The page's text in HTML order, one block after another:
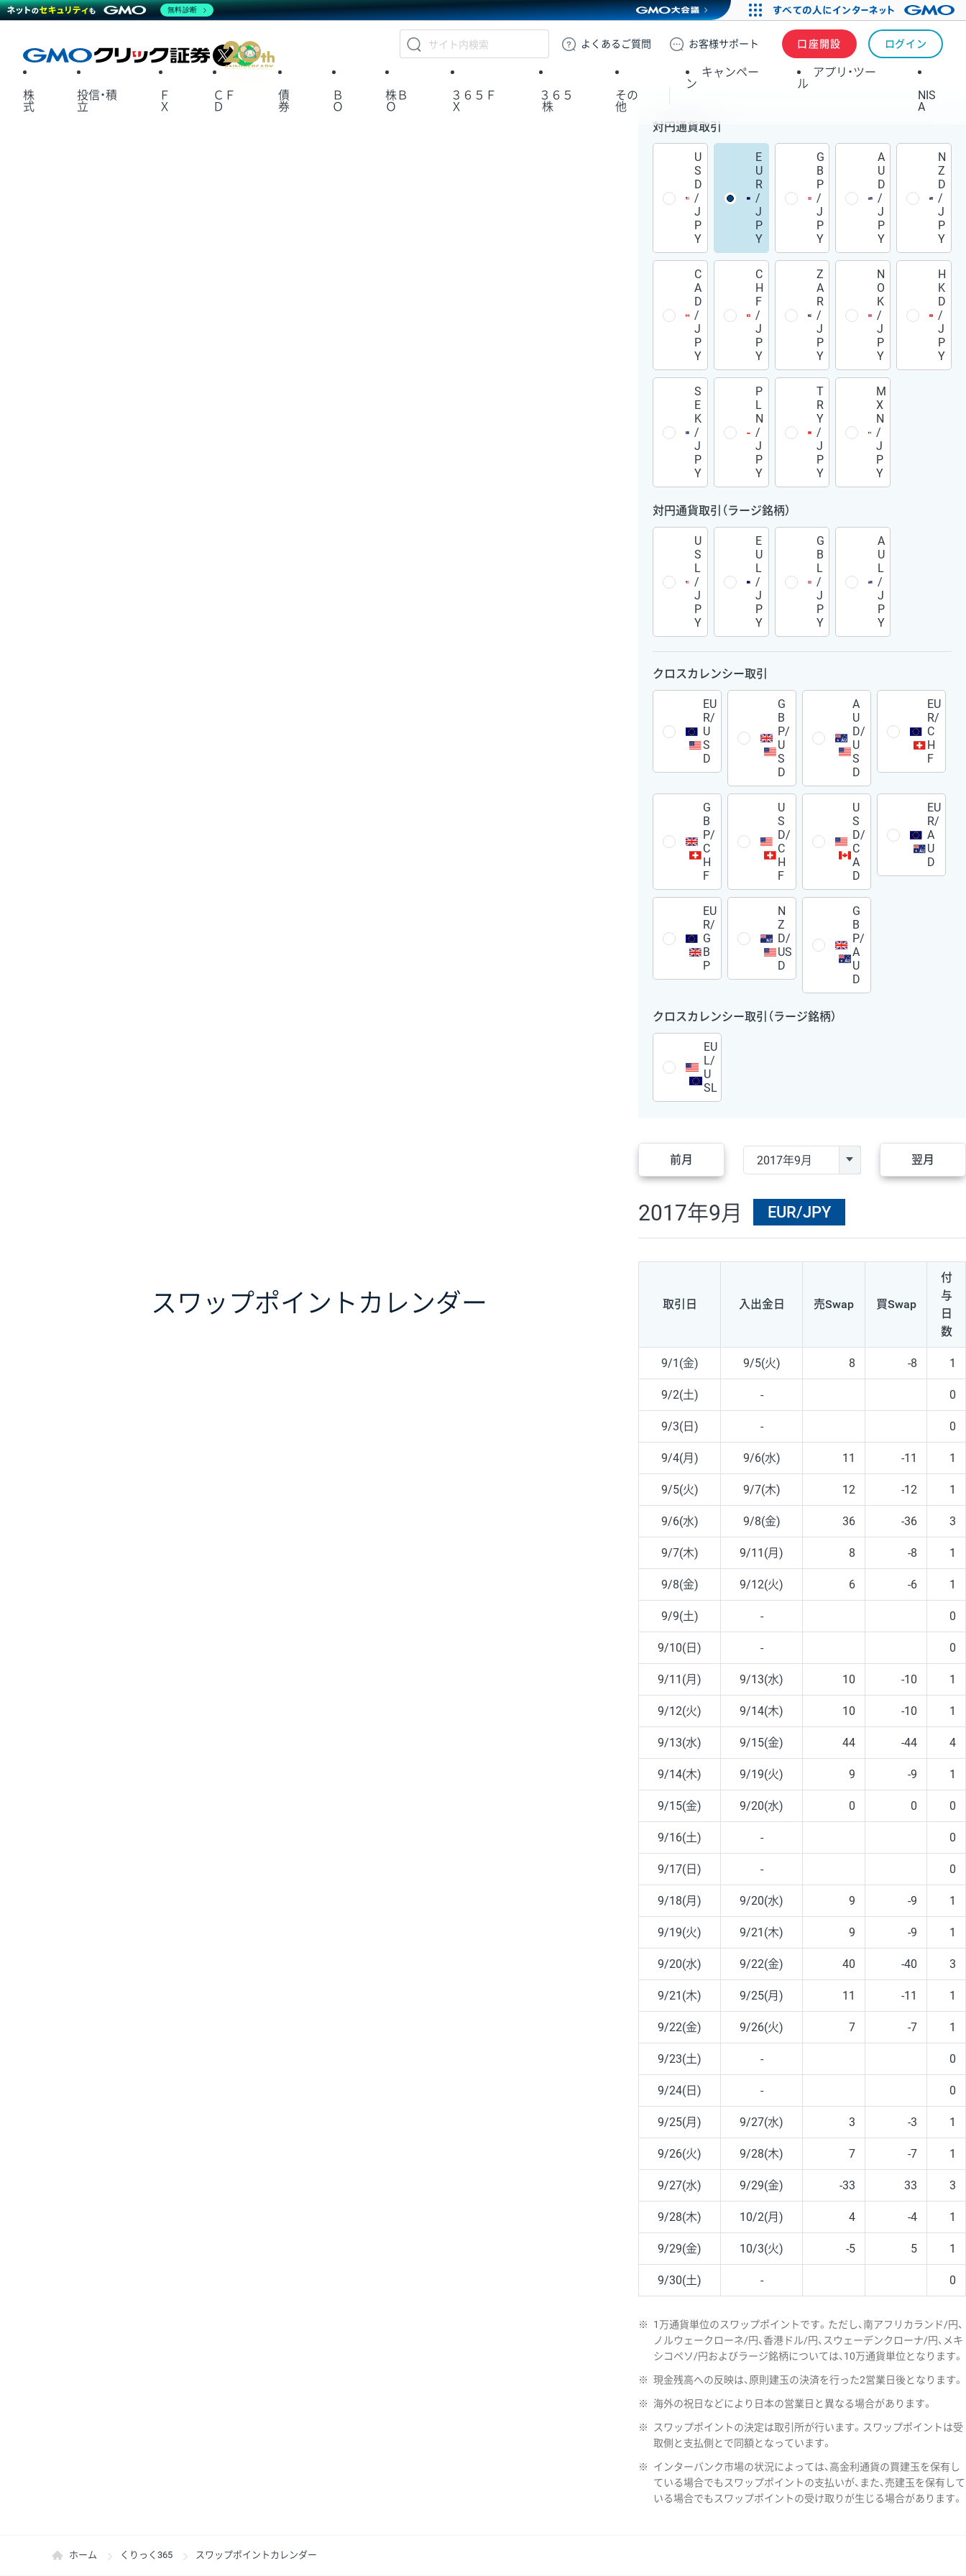
GMOクリック証券
よくある ご質問 お客様サポート 口座開設 ログイン
X
株
式
投信・積
立
Ｆ
Ｘ
ＣＦ
Ｄ
債
券
Ｂ
Ｏ
株Ｂ
Ｏ
３６５Ｆ
Ｘ
３６５
株
その
他
キャンペー
ン
アプリ・ツー
ル
NIS
A
スワップポイント カレンダー
対円通貨取引
U
S
D
/
J
P
Y
E
U
R
/
J
P
Y
G
B
P
/
J
P
Y
A
U
D
/
J
P
Y
N
Z
D
/
J
P
Y
C
A
D
/
J
P
Y
C
H
F
/
J
P
Y
Z
A
R
/
J
P
Y
N
O
K
/
J
P
Y
H
K
D
/
J
P
Y
S
E
K
/
J
P
Y
P
L
N
/
J
P
Y
T
R
Y
/
J
P
Y
M
X
N
/
J
P
Y
対円通貨取引（ラージ銘柄）
U
S
L
/
J
P
Y
E
U
L
/
J
P
Y
G
B
L
/
J
P
Y
A
U
L
/
J
P
Y
クロスカレンシー取引
EU
R/
U
S
D
G
B
P/
U
S
D
A
U
D/
U
S
D
EU
R/
C
H
F
G
B
P/
C
H
F
U
S
D/
C
H
F
U
S
D/
C
A
D
EU
R/
A
U
D
EU
R/
G
B
P
N
Z
D/
US
D
G
B
P/
A
U
D
クロスカレンシー取引（ラージ銘柄）
EU
L/
U
SL
前月 翌月
2017年9月 EUR/JPY
取引日 入出金日 売Swap 買Swap
付
与
日
数
9/1(金) 9/5(火) 8 -8 1
9/2(土) - 0
9/3(日) - 0
9/4(月) 9/6(水) 11 -11 1
9/5(火) 9/7(木) 12 -12 1
9/6(水) 9/8(金) 36 -36 3
9/7(木) 9/11(月) 8 -8 1
9/8(金) 9/12(火) 6 -6 1
9/9(土) - 0
9/10(日) - 0
9/11(月) 9/13(水) 10 -10 1
9/12(火) 9/14(木) 10 -10 1
9/13(水) 9/15(金) 44 -44 4
9/14(木) 9/19(火) 9 -9 1
9/15(金) 9/20(水) 0 0 0
9/16(土) - 0
9/17(日) - 0
9/18(月) 9/20(水) 9 -9 1
9/19(火) 9/21(木) 9 -9 1
9/20(水) 9/22(金) 40 -40 3
9/21(木) 9/25(月) 11 -11 1
9/22(金) 9/26(火) 7 -7 1
9/23(土) - 0
9/24(日) - 0
9/25(月) 9/27(水) 3 -3 1
9/26(火) 9/28(木) 7 -7 1
9/27(水) 9/29(金) -33 33 3
9/28(木) 10/2(月) 4 -4 1
9/29(金) 10/3(火) -5 5 1
9/30(土) - 0
※
1万通貨単位のスワップポイントです。ただし、南アフリカランド/円、
ノルウェークローネ/円、香港ドル/円、スウェーデンクローナ/円、メキ
シコペソ/円およびラージ銘柄については、10万通貨単位となります。
※ 現金残高への反映は、原則建玉の決済を行った2営業日後となります。
※ 海外の祝日などにより日本の営業日と異なる場合があります。
※
スワップポイントの決定は取引所が行います。スワップポイントは受
取側と支払側とで同額となっています。
※
インターバンク市場の状況によっては、高金利通貨の買建玉を保有し
ている場合でもスワップポイントの支払いが、また、売建玉を保有して
いる場合でもスワップポイントの受け取りが生じる場合があります。
ホーム くりっく365 スワップポイントカレンダー
無料診断